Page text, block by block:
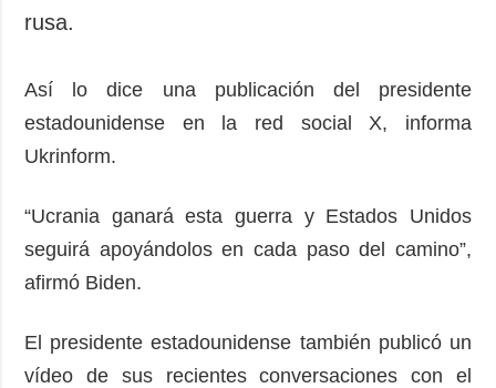
Sociedad y
Crimen
Desastres y
ADICIONAL
Podcasts
Publicaciones
SERVICIOS
Suscripción
rusa.
Así lo dice una publicación del presidente
estadounidense en la red social X, informa
Ukrinform.
“Ucrania ganará esta guerra y Estados Unidos
seguirá apoyándolos en cada paso del camino”,
afirmó Biden.
El presidente estadounidense también publicó un
vídeo de sus recientes conversaciones con el